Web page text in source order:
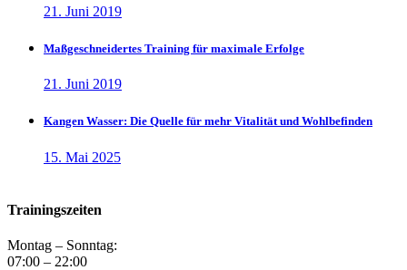
21. Juni 2019
Maßgeschneidertes Training für maximale Erfolge
21. Juni 2019
Kangen Wasser: Die Quelle für mehr Vitalität und Wohlbefinden
15. Mai 2025
Trainingszeiten
Montag – Sonntag:
07:00 – 22:00